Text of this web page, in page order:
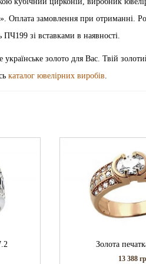
Оплата замовлення при отриманні.
ПЧ199 зі вставками в наявності.
золото для Вас. Твій
каталог ювелірних виробів.
Золота
13 388